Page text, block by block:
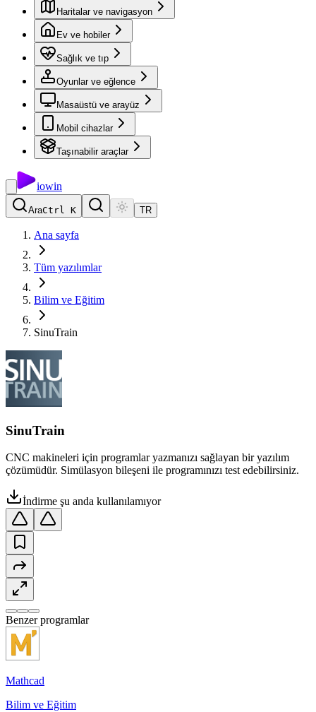
Haritalar ve navigasyon
Ev ve hobiler
Sağlık ve tıp
Oyunlar ve eğlence
Masaüstü ve arayüz
Mobil cihazlar
Taşınabilir araçlar
iowin
AraCtrl K TR
Ana sayfa
Tüm yazılımlar
Bilim ve Eğitim
SinuTrain
SinuTrain
CNC makineleri için programlar yazmanızı sağlayan bir yazılım
çözümüdür. Simülasyon bileşeni ile programınızı test edebilirsiniz.
İndirme şu anda kullanılamıyor
Benzer programlar
Mathcad
Bilim ve Eğitim